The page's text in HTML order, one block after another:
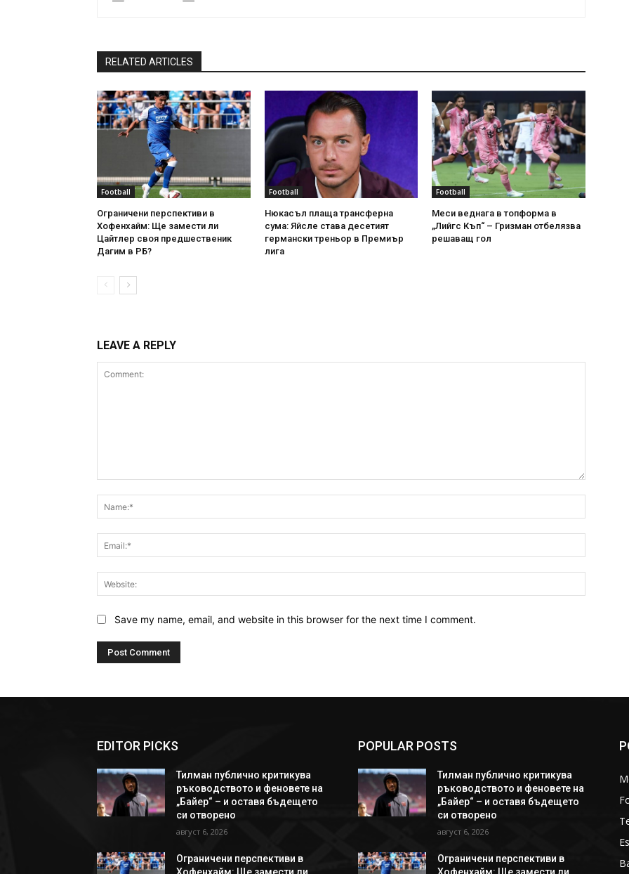
RELATED ARTICLES
Football
Ограничени перспективи в
Хофенхайм: Ще замести ли
Цайтлер своя предшественик
Дагим в РБ?
Football
Нюкасъл плаща трансферна
сума: Яйсле става десетият
германски треньор в Премиър
лига
Football
Меси веднага в топформа в
„Лийгс Къп“ – Гризман отбелязва
решаващ гол
LEAVE A REPLY
Save my name, email, and website in this browser for the next time I comment.
EDITOR PICKS
Тилман публично критикува
ръководството и феновете на
„Байер“ – и оставя бъдещето
си отворено
август 6, 2026
Ограничени перспективи в
Хофенхайм: Ще замести ли
POPULAR POSTS
Тилман публично критикува
ръководството и феновете на
„Байер“ – и оставя бъдещето
си отворено
август 6, 2026
Ограничени перспективи в
Хофенхайм: Ще замести ли